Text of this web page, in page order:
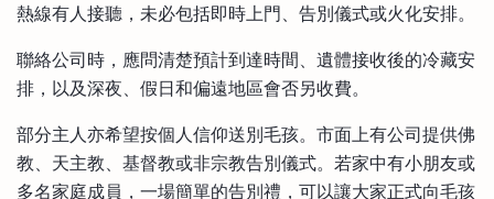
熱線有人接聽，未必包括即時上門、告別儀式或火化安排。
聯絡公司時，應問清楚預計到達時間、遺體接收後的冷藏安
排，以及深夜、假日和偏遠地區會否另收費。
部分主人亦希望按個人信仰送別毛孩。市面上有公司提供佛
教、天主教、基督教或非宗教告別儀式。若家中有小朋友或
多名家庭成員，一場簡單的告別禮，可以讓大家正式向毛孩